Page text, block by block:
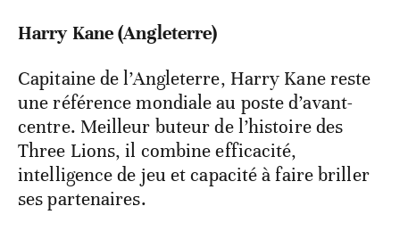
Harry Kane (Angleterre)
Capitaine de l’Angleterre, Harry Kane reste
une référence mondiale au poste d’avant-
centre. Meilleur buteur de l’histoire des
Three Lions, il combine efficacité,
intelligence de jeu et capacité à faire briller
ses partenaires.